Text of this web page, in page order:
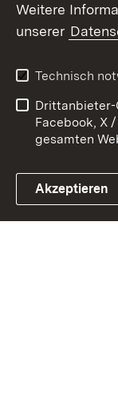
Link zum
Kontakt
Barrierefreiheit
Impressum
Weitere
unserer
Technisch
Drittanbieter-
Facebook, X
gesamten
Akzeptieren